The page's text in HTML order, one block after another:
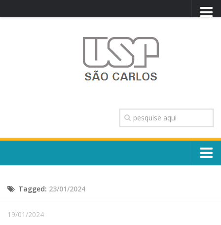
TRANSPARÊNCIA
OUVIDORIA
CONTATO
Escola, Institutos e Órgãos
Núcleos e Comissões
Tagged: 23/01/2024
19/01/2024